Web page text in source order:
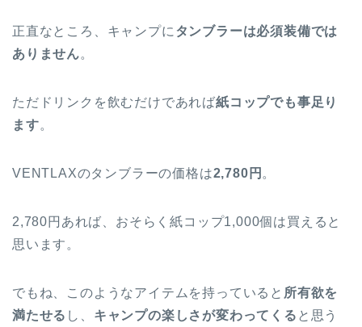
正直なところ、キャンプに タンブラーは必須装備では
ありません。
ただドリンクを飲むだけであれば紙コップでも事足り
ます。
VENTLAXのタンブラーの価格は2,780円 。
2,780円あれば、おそらく紙コップ1,000個は買えると
思います。
でもね、このようなアイテムを持っていると 所有欲を
満たせる し、 キャンプの楽しさが変わってくる と思う